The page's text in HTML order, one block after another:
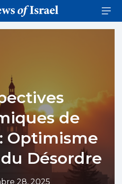
de
Optimisme
Désordre
28, 2025